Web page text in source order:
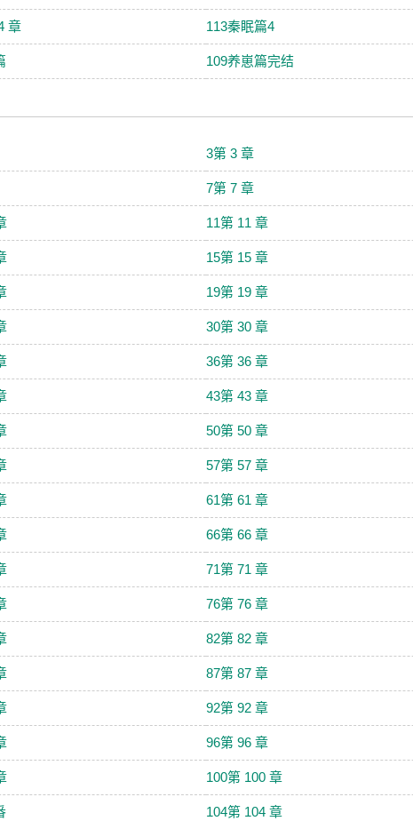
章 113秦眠篇4
109养崽篇完结
3第 3 章
7第 7 章
11第 11 章
15第 15 章
19第 19 章
30第 30 章
36第 36 章
43第 43 章
50第 50 章
57第 57 章
61第 61 章
66第 66 章
71第 71 章
76第 76 章
82第 82 章
87第 87 章
92第 92 章
96第 96 章
100第 100 章
104第 104 章